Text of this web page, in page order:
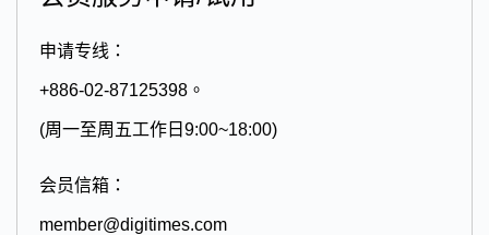
申请专线：
+886-02-87125398。
(周一至周五工作日9:00~18:00)
会员信箱：
member@digitimes.com